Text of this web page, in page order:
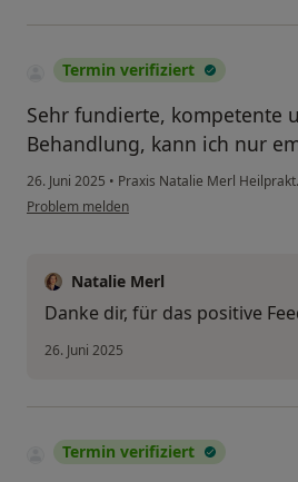
Termin verifiziert
Sehr fundierte, kompetente
Behandlung, kann ich nur
26. Juni 2025 • Praxis Natalie Merl
Problem melden
Natalie Merl
Danke dir, für das positive
26. Juni 2025
Termin verifiziert